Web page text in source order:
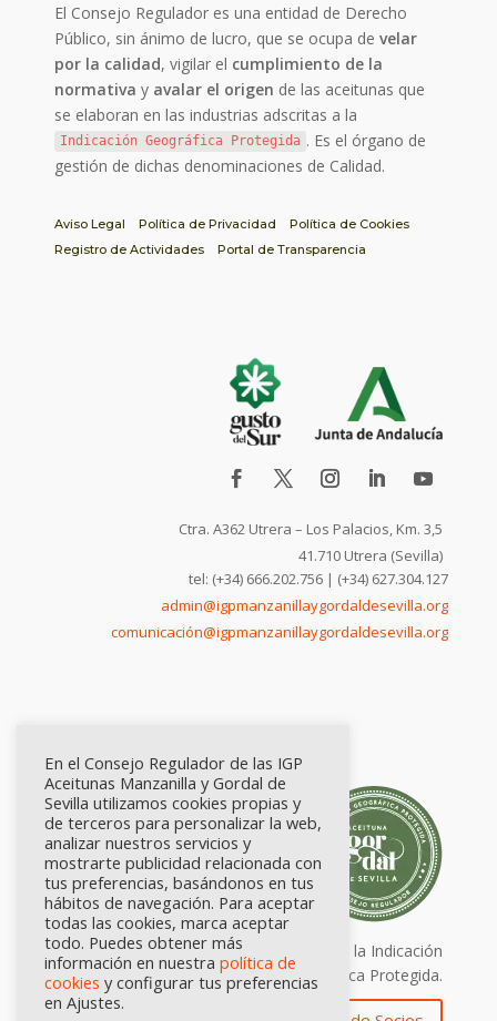
El Consejo Regulador es una entidad de Derecho
Público, sin ánimo de lucro, que se ocupa develar
por la calidad, vigilar el cumplimiento de la
normativa y avalar el origen de las aceitunas que
se elaboran en las industrias adscritas a la
Indicación Geográfica Protegida . Es el órgano de
gestión de dichas denominaciones de Calidad.
Aviso Legal Política de Privacidad
Política de Cookies
Registro de Actividades
Portal de Transparencia
Ctra. A362 Utrera – Los Palacios, Km. 3,5
41.710 Utrera (Sevilla)
tel: (+34) 666.202.756 | (+34) 627.304.127
admin@igpmanzanillaygordaldesevilla.org
comunicación@igpmanzanillaygordaldesevilla.org
Calidad certificada por Origen. Sellos de la Indicación
Geográfica Protegida.
En el Consejo Regulador de las IGP
Aceitunas Manzanilla y Gordal de
Sevilla utilizamos cookies propias y
de terceros para personalizar la web,
analizar nuestros servicios y
mostrarte publicidad relacionada con
tus preferencias, basándonos en tus
hábitos de navegación. Para aceptar
todas las cookies, marca aceptar
todo. Puedes obtener más
información en nuestra política de
cookies y configurar tus preferencias
en Ajustes.